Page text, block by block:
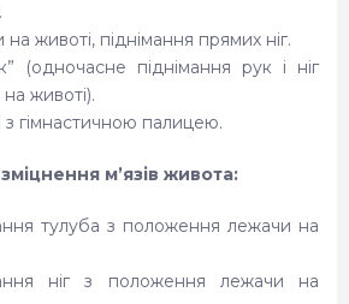
животі, піднімання прямих ніг.
(одночасне піднімання рук і ніг
животі).
з гімнастичною палицею.
м’язів живота:
тулуба з положення лежачи на
ніг з положення лежачи на